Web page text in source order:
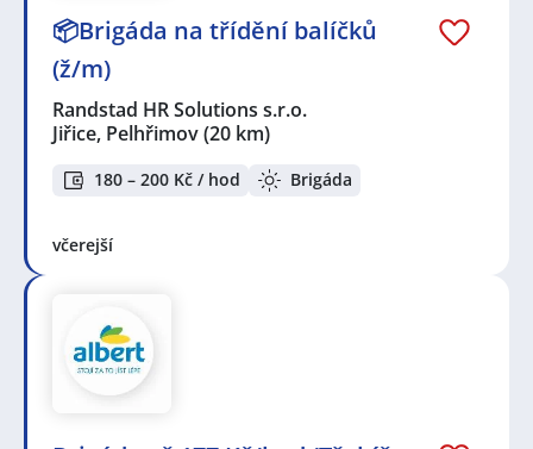
📦Brigáda na třídění balíčků
(ž/m)
Randstad HR Solutions s.r.o.
Jiřice, Pelhřimov(20 km)
180 – 200 Kč / hod Brigáda
včerejší